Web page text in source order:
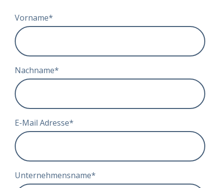
Vorname*
Nachname*
E-Mail Adresse*
Unternehmensname*